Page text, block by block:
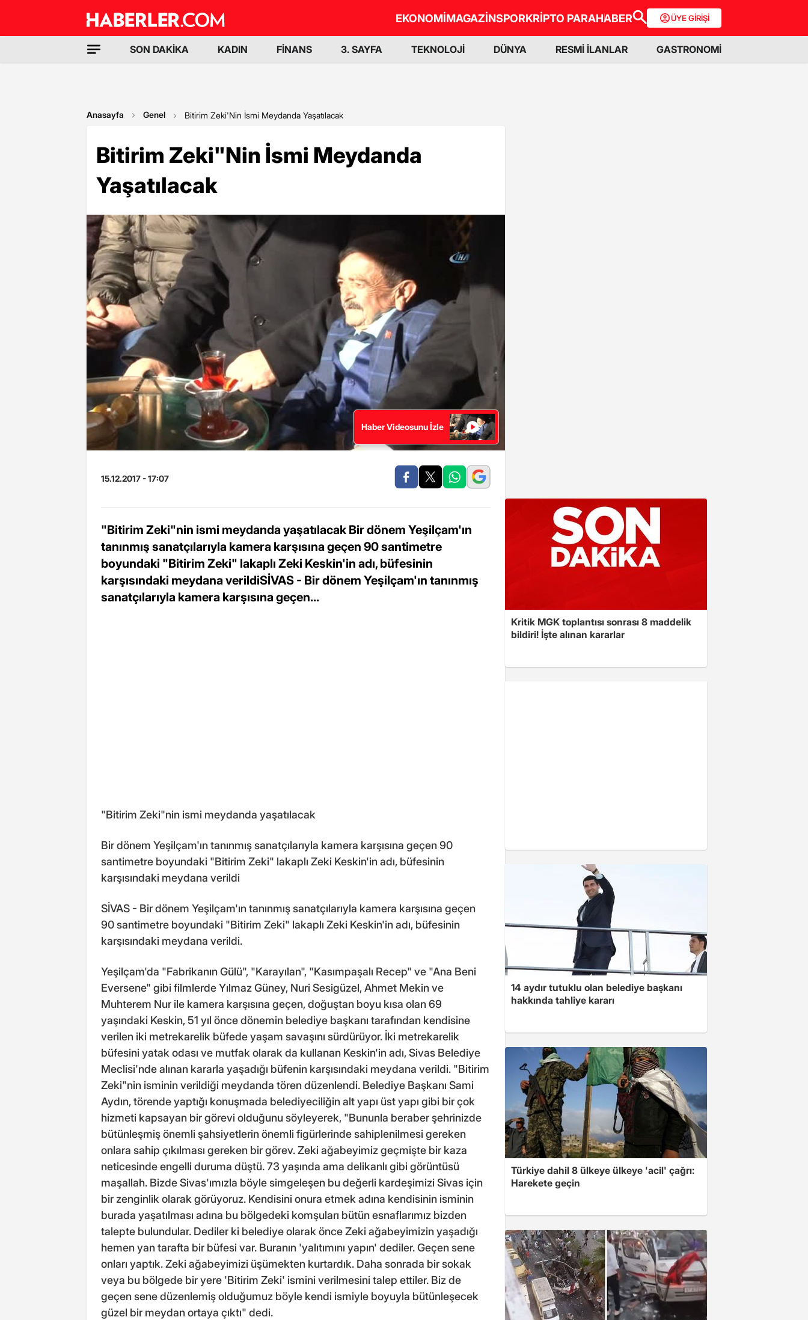
EKONOMİMAGAZİNSPORKRİPTO PARAHABER ÜYE GİRİŞİ
SON DAKİKA KADIN FİNANS 3. SAYFA TEKNOLOJİ DÜNYA RESMİ İLANLAR GASTRONOMİ
Anasayfa Genel Bitirim Zeki'Nin İsmi Meydanda Yaşatılacak
Bitirim Zeki"Nin İsmi Meydanda
Yaşatılacak
Haber Videosunu İzle
15.12.2017 - 17:07
"Bitirim Zeki"nin ismi meydanda yaşatılacak Bir dönem Yeşilçam'ın
tanınmış sanatçılarıyla kamera karşısına geçen 90 santimetre
boyundaki "Bitirim Zeki" lakaplı Zeki Keskin'in adı, büfesinin
karşısındaki meydana verildiSİVAS - Bir dönem Yeşilçam'ın tanınmış
sanatçılarıyla kamera karşısına geçen...
"Bitirim Zeki"nin ismi meydanda yaşatılacak
Bir dönem Yeşilçam'ın tanınmış sanatçılarıyla kamera karşısına geçen 90
santimetre boyundaki "Bitirim Zeki" lakaplı Zeki Keskin'in adı, büfesinin
karşısındaki meydana verildi
SİVAS - Bir dönem Yeşilçam'ın tanınmış sanatçılarıyla kamera karşısına geçen
90 santimetre boyundaki "Bitirim Zeki" lakaplı Zeki Keskin'in adı, büfesinin
karşısındaki meydana verildi.
Yeşilçam'da "Fabrikanın Gülü", "Karayılan", "Kasımpaşalı Recep" ve "Ana Beni
Eversene" gibi filmlerde Yılmaz Güney, Nuri Sesigüzel, Ahmet Mekin ve
Muhterem Nur ile kamera karşısına geçen, doğuştan boyu kısa olan 69
yaşındaki Keskin, 51 yıl önce dönemin belediye başkanı tarafından kendisine
verilen iki metrekarelik büfede yaşam savaşını sürdürüyor. İki metrekarelik
büfesini yatak odası ve mutfak olarak da kullanan Keskin'in adı, Sivas Belediye
Meclisi'nde alınan kararla yaşadığı büfenin karşısındaki meydana verildi. "Bitirim
Zeki"nin isminin verildiği meydanda tören düzenlendi. Belediye Başkanı Sami
Aydın, törende yaptığı konuşmada belediyeciliğin alt yapı üst yapı gibi bir çok
hizmeti kapsayan bir görevi olduğunu söyleyerek, "Bununla beraber şehrinizde
bütünleşmiş önemli şahsiyetlerin önemli figürlerinde sahiplenilmesi gereken
onlara sahip çıkılması gereken bir görev. Zeki ağabeyimiz geçmişte bir kaza
neticesinde engelli duruma düştü. 73 yaşında ama delikanlı gibi görüntüsü
maşallah. Bizde Sivas'ımızla böyle simgeleşen bu değerli kardeşimizi Sivas için
bir zenginlik olarak görüyoruz. Kendisini onura etmek adına kendisinin isminin
burada yaşatılması adına bu bölgedeki komşuları bütün esnaflarımız bizden
talepte bulundular. Dediler ki belediye olarak önce Zeki ağabeyimizin yaşadığı
hemen yan tarafta bir büfesi var. Buranın 'yalıtımını yapın' dediler. Geçen sene
onları yaptık. Zeki ağabeyimizi üşümekten kurtardık. Daha sonrada bir sokak
veya bu bölgede bir yere 'Bitirim Zeki' ismini verilmesini talep ettiler. Biz de
geçen sene düzenlemiş olduğumuz böyle kendi ismiyle boyuyla bütünleşecek
güzel bir meydan ortaya çıktı" dedi.
Kritik MGK toplantısı sonrası 8 maddelik
bildiri! İşte alınan kararlar
14 aydır tutuklu olan belediye başkanı
hakkında tahliye kararı
Türkiye dahil 8 ülkeye ülkeye 'acil' çağrı:
Harekete geçin